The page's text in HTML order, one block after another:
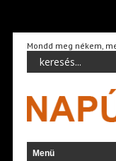
Mondd meg nékem,